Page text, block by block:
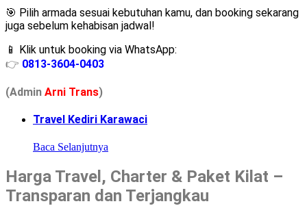
🎯 Pilih armada sesuai kebutuhan kamu, dan booking sekarang
juga sebelum kehabisan jadwal!
📱 Klik untuk booking via WhatsApp:
👉 0813-3604-0403
(Admin Arni Trans)
Travel Kediri Karawaci
Baca Selanjutnya
Harga Travel, Charter & Paket Kilat –
Transparan dan Terjangkau